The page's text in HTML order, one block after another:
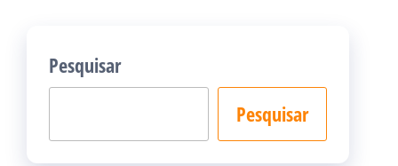
Pesquisar
Pesquisar